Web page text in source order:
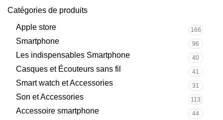
Catégories de produits
Apple store
166
Smartphone 96
Les indispensables Smartphone 40
Casques et Écouteurs sans fil 41
Smart watch et Accessories 31
Son et Accessories 113
Accessoire smartphone 44